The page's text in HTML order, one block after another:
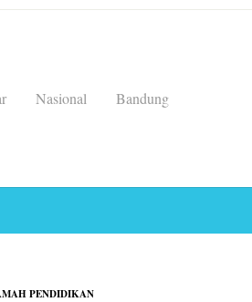
Nasional Bandung
PENDIDIKAN